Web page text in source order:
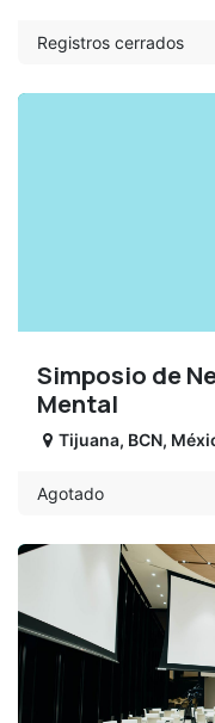
Registros cerrados
Simposio de
Mental
Tijuana, BCN,
Agotado